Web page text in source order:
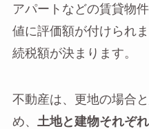
アパートなどの賃貸物
値に評価額が付けられ
続税額が決まります。
不動産は、更地の場合
め、
土地と建物それぞ